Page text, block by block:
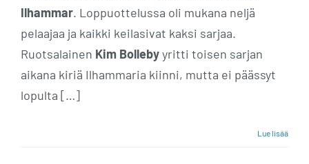
Ilhammar. Loppuottelussa oli mukana neljä
pelaajaa ja kaikki keilasivat kaksi sarjaa.
Ruotsalainen Kim Bollebyyritti toisen sarjan
aikana kiriä Ilhammaria kiinni, mutta ei päässyt
lopulta […]
Lue lisää